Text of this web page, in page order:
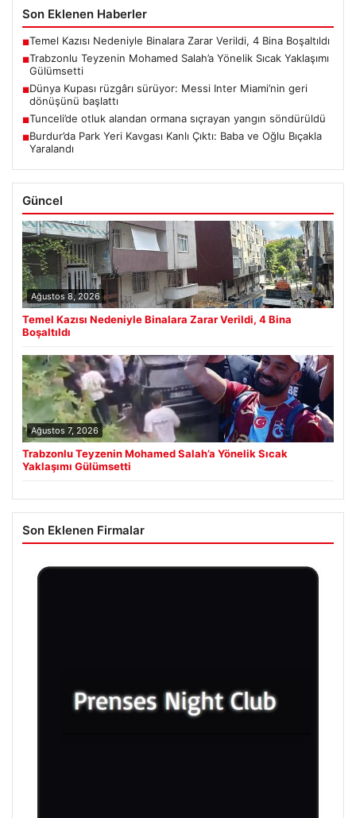
Son Eklenen Haberler
■Temel Kazısı Nedeniyle Binalara Zarar Verildi, 4 Bina Boşaltıldı
■Trabzonlu Teyzenin Mohamed Salah’a Yönelik Sıcak Yaklaşımı
Gülümsetti
■Dünya Kupası rüzgârı sürüyor: Messi Inter Miami’nin geri
dönüşünü başlattı
■Tunceli’de otluk alandan ormana sıçrayan yangın söndürüldü
■Burdur’da Park Yeri Kavgası Kanlı Çıktı: Baba ve Oğlu Bıçakla
Yaralandı
Güncel
Ağustos 8, 2026
Temel Kazısı Nedeniyle Binalara Zarar Verildi, 4 Bina
Boşaltıldı
Ağustos 7, 2026
Trabzonlu Teyzenin Mohamed Salah’a Yönelik Sıcak
Yaklaşımı Gülümsetti
Son Eklenen Firmalar